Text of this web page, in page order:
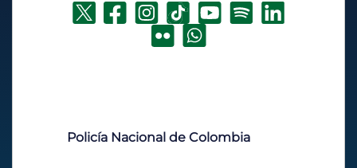
Policía Nacional de Colombia